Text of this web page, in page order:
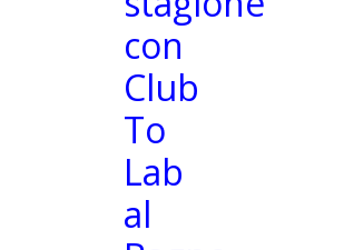
con
Club
To
Lab
al